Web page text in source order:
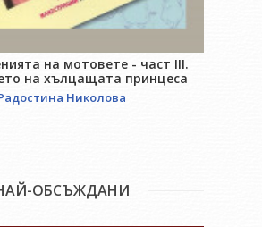
на мотовете - част III.
на хълцащата принцеса
Николова
ОБСЪЖДАНИ